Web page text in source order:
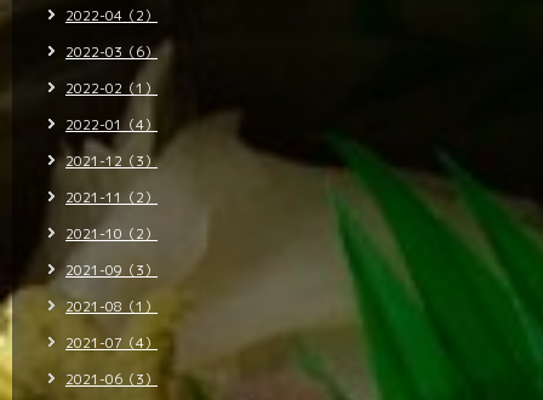
2022-04（2）
2022-03（6）
2022-02（1）
2022-01（4）
2021-12（3）
2021-11（2）
2021-10（2）
2021-09（3）
2021-08（1）
2021-07（4）
2021-06（3）